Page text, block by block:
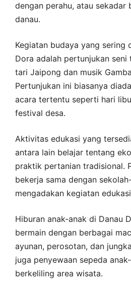
dengan perahu, atau sekadar
danau.
Kegiatan budaya yang sering
Dora adalah pertunjukan
tari Jaipong dan musik
Pertunjukan ini biasanya
acara tertentu seperti hari
festival desa.
Aktivitas edukasi yang
antara lain belajar tentang
praktik pertanian tradisional.
bekerja sama dengan
mengadakan kegiatan
Hiburan anak-anak di Danau
bermain dengan berbagai
ayunan, perosotan, dan
juga penyewaan sepeda
berkeliling area wisata.